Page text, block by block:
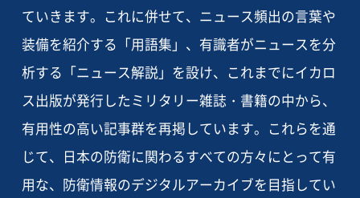
ていきます。これに併せて、ニュース頻出の言葉や
装備を紹介する「用語集」、有識者がニュースを分
析する「ニュース解説」を設け、これまでにイカロ
ス出版が発行したミリタリー雑誌・書籍の中から、
有用性の高い記事群を再掲しています。これらを通
じて、日本の防衛に関わるすべての方々にとって有
用な、防衛情報のデジタルアーカイブを目指してい